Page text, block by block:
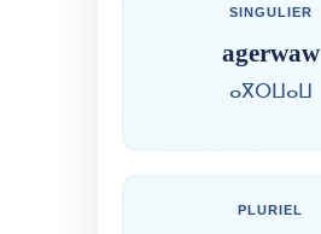
SINGULIER
agerwaw
ⴰⴳⵔⵡⴰⵡ
PLURIEL